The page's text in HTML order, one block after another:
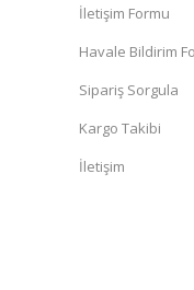
İletişim Formu
Havale Bildirim
Sipariş Sorgula
Kargo Takibi
İletişim